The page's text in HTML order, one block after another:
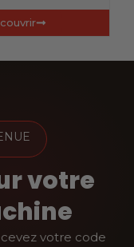
votre
votre code